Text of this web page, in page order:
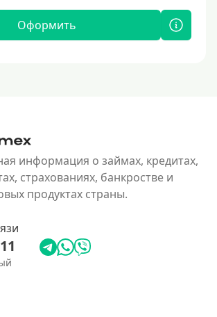
Оформить
информация о займах, кредитах,
страхованиях, банкростве и
продуктах страны.